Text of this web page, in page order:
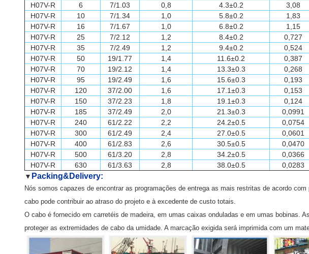
H07V-R
6 7/1.03 0,8 4.3±0.2
3,08
H07V-R
10 7/1.34 1,0 5.8±0.2
1,83
H07V-R
16 7/1.67 1,0 6.8±0.2
1,15
H07V-R
25 7/2.12 1,2 8.4±0.2
0,727
H07V-R
35 7/2.49 1,2 9.4±0.2
0,524
H07V-R
50 19/1.77 1,4 11.6±0.2
0,387
H07V-R
70 19/2.12 1,4 13.3±0.3
0,268
H07V-R
95 19/2.49 1,6 15.6±0.3
0,193
H07V-R
120 37/2.00 1,6 17.1±0.3
0,153
H07V-R
150 37/2.23 1,8 19.1±0.3
0,124
H07V-R
185 37/2.49 2,0 21.3±0.3
0,0991
H07V-R
240 61/2.22 2,2 24.2±0.5
0,0754
H07V-R
300 61/2.49 2,4 27.0±0.5
0,0601
H07V-R
400 61/2.83 2,6 30.5±0.5
0,0470
H07V-R
500 61/3.20 2,8 34.2±0.5
0,0366
H07V-R
630 61/3.63 2,8 38.0±0.5
0,0283
▼ Packing&Delivery:
Nós somos capazes de encontrar as programações de entrega as mais restritas de acordo
cabo pode contribuir ao atraso do projeto e à excedente de custo totais.
O cabo é fornecido em carretéis de madeira, em umas caixas onduladas e em umas bobinas.
proteger as extremidades de cabo da umidade. A marcação exigida será imprimida com um